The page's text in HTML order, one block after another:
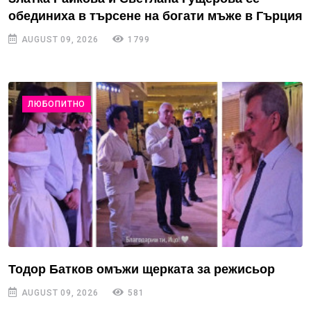
обединиха в търсене на богати мъже в Гърция
AUGUST 09, 2026 1799
ЛЮБОПИТНО
Тодор Батков омъжи щерката за режисьор
AUGUST 09, 2026 581